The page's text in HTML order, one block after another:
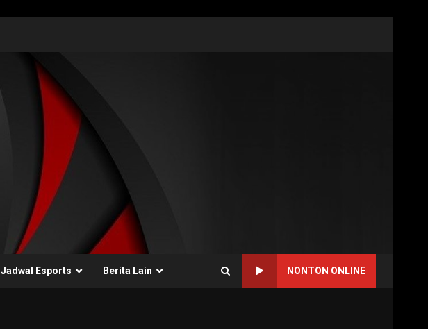
Jadwal Esports Berita Lain NONTON ONLINE